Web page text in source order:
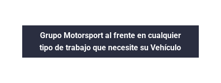
Grupo Motorsport al frente en cualquier
tipo de trabajo que necesite su Vehículo